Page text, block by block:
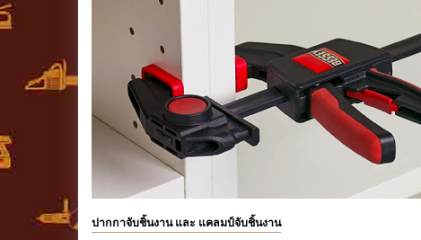
ปากกาจับชิ้นงาน และ แคลมป์จับชิ้นงาน